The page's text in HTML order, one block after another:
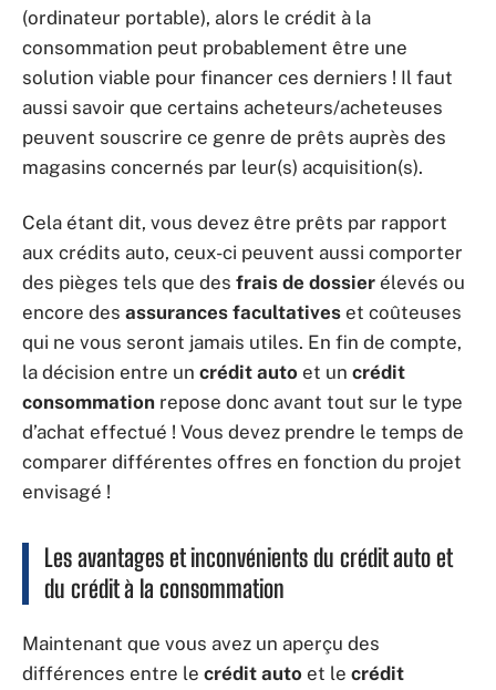
(ordinateur portable), alors le crédit à la
consommation peut probablement être une
solution viable pour financer ces derniers ! Il faut
aussi savoir que certains acheteurs/acheteuses
peuvent souscrire ce genre de prêts auprès des
magasins concernés par leur(s) acquisition(s).
Cela étant dit, vous devez être prêts par rapport
aux crédits auto, ceux-ci peuvent aussi comporter
des pièges tels que des frais de dossier élevés ou
encore des assurances facultatives et coûteuses
qui ne vous seront jamais utiles. En fin de compte,
la décision entre un crédit auto et un crédit
consommation repose donc avant tout sur le type
d’achat effectué ! Vous devez prendre le temps de
comparer différentes offres en fonction du projet
envisagé !
Les avantages et inconvénients du crédit auto et
du crédit à la consommation
Maintenant que vous avez un aperçu des
différences entre le crédit auto et le crédit